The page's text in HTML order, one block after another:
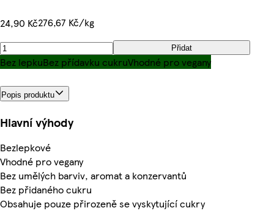
24,90 Kč276,67 Kč/kg
Přidat
Bez lepkuBez přídavku cukruVhodné pro vegany
Popis produktu
Hlavní výhody
Bezlepkové
Vhodné pro vegany
Bez umělých barviv, aromat a konzervantů
Bez přidaného cukru
Obsahuje pouze přirozeně se vyskytující cukry